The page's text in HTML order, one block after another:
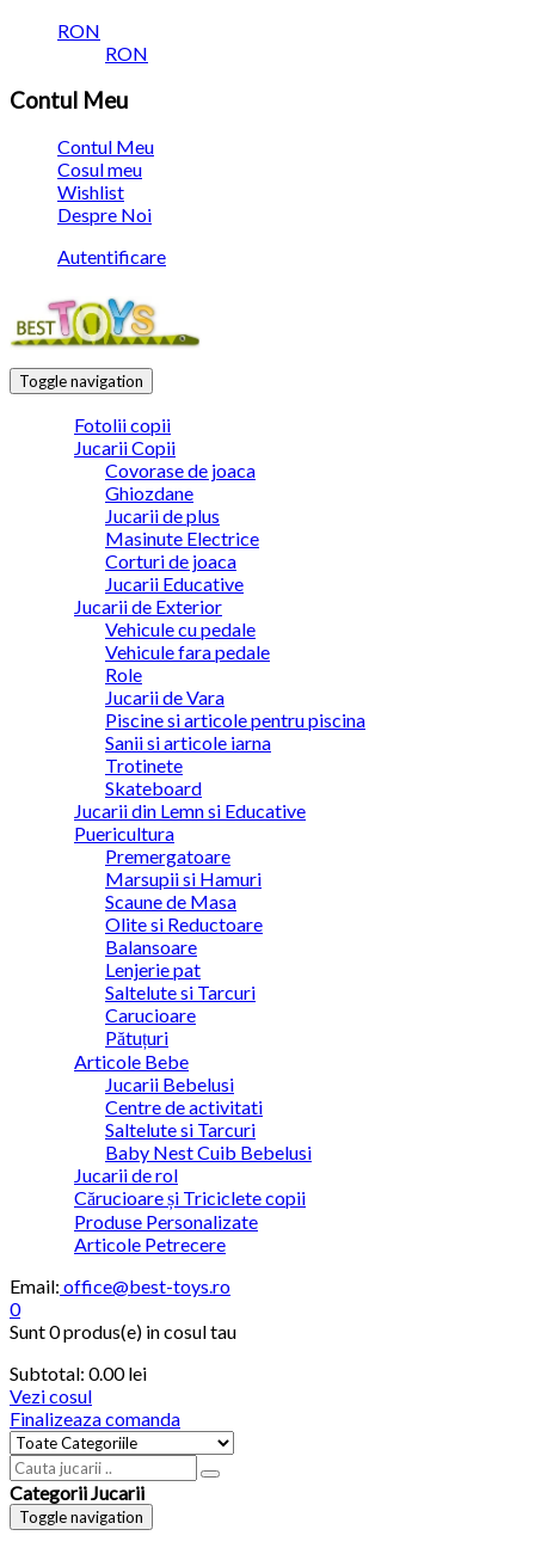
RON
RON
Contul Meu
Contul Meu
Cosul meu
Wishlist
Despre Noi
Autentificare
Toggle navigation
Fotolii copii
Jucarii Copii
Covorase de joaca
Ghiozdane
Jucarii de plus
Masinute Electrice
Corturi de joaca
Jucarii Educative
Jucarii de Exterior
Vehicule cu pedale
Vehicule fara pedale
Role
Jucarii de Vara
Piscine si articole pentru piscina
Sanii si articole iarna
Trotinete
Skateboard
Jucarii din Lemn si Educative
Puericultura
Premergatoare
Marsupii si Hamuri
Scaune de Masa
Olite si Reductoare
Balansoare
Lenjerie pat
Saltelute si Tarcuri
Carucioare
Pătuțuri
Articole Bebe
Jucarii Bebelusi
Centre de activitati
Saltelute si Tarcuri
Baby Nest Cuib Bebelusi
Jucarii de rol
Cărucioare și Triciclete copii
Produse Personalizate
Articole Petrecere
Email: office@best-toys.ro
0
Sunt0 produs(e) in cosul tau
Subtotal: 0.00lei
Vezi cosul
Finalizeaza comanda
Categorii Jucarii
Toggle navigation